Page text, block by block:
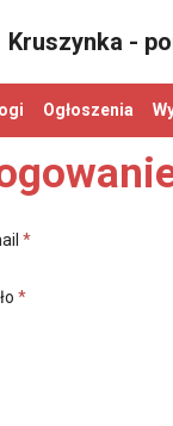
Kruszynka -
Ogłoszenia
*
*